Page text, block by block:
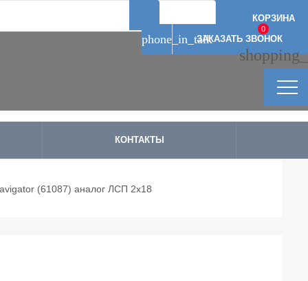
phone_in_talkЗАКАЗАТЬ ЗВОНОК
КОНТАКТЫ
КОРЗИНА
0
(61087) аналог ЛСП 2х18